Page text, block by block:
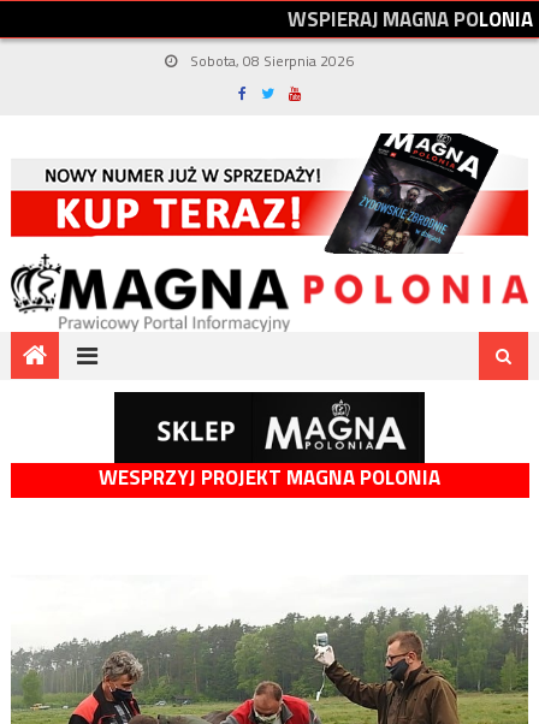
WSPIERAJMAGNAPOLONIA
Sobota, 08 Sierpnia 2026
WESPRZYJ PROJEKT MAGNA POLONIA